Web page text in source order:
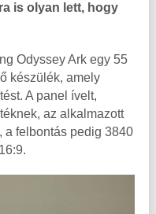
is olyan lett, hogy
Odyssey Ark egy 55
készülék, amely
A panel ívelt,
az alkalmazott
a felbontás pedig 3840